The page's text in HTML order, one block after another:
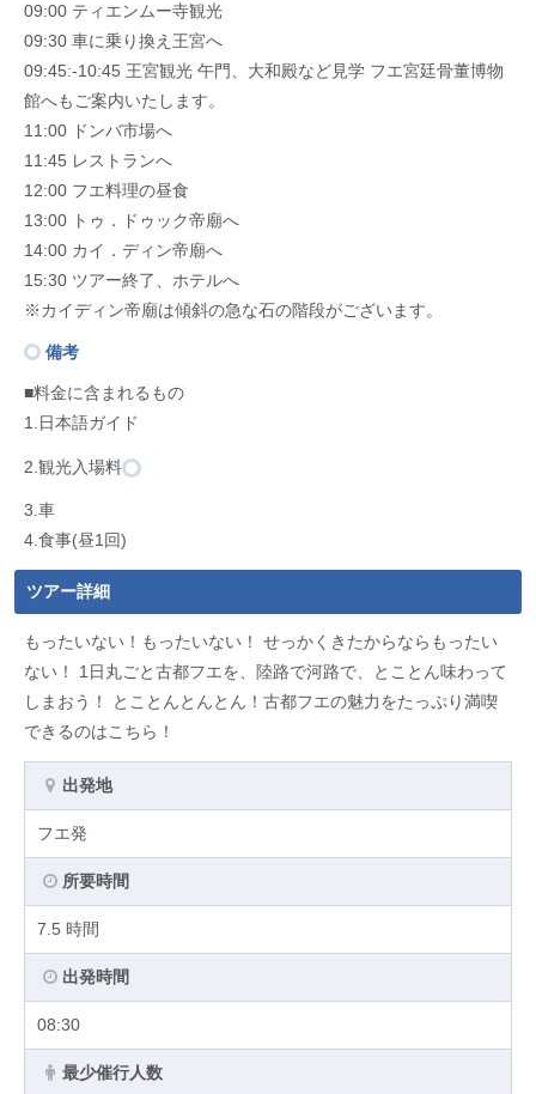
09:00 ティエンムー寺観光
09:30 車に乗り換え王宮へ
09:45:-10:45 王宮観光 午門、大和殿など見学 フエ宮廷骨董博物
館へもご案内いたします。
11:00 ドンバ市場へ
11:45 レストランへ
12:00 フエ料理の昼食
13:00 トゥ．ドゥック帝廟へ
14:00 カイ．ディン帝廟へ
15:30 ツアー終了、ホテルへ
※カイディン帝廟は傾斜の急な石の階段がございます。
備考
■料金に含まれるもの
1.日本語ガイド
2.観光入場料
3.車
4.食事(昼1回)
ツアー詳細
もったいない！もったいない！ せっかくきたからならもったい
ない！ 1日丸ごと古都フエを、陸路で河路で、とことん味わって
しまおう！ とことんとんとん！古都フエの魅力をたっぷり満喫
できるのはこちら！
出発地
フエ発
所要時間
7.5 時間
出発時間
08:30
最少催行人数